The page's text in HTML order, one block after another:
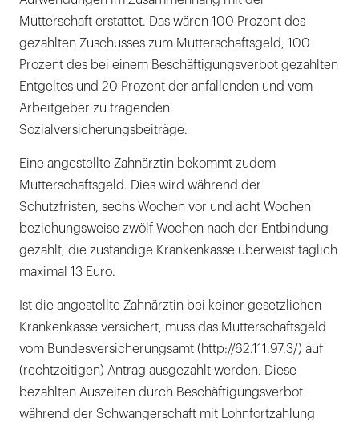
Mutterschaft erstattet. Das wären 100 Prozent des
gezahlten Zuschusses zum Mutterschaftsgeld, 100
Prozent des bei einem Beschäftigungsverbot gezahlten
Entgeltes und 20 Prozent der anfallenden und vom
Arbeitgeber zu tragenden
Sozialversicherungsbeiträge.
Eine angestellte Zahnärztin bekommt zudem
Mutterschaftsgeld. Dies wird während der
Schutzfristen, sechs Wochen vor und acht Wochen
beziehungsweise zwölf Wochen nach der Entbindung
gezahlt; die zuständige Krankenkasse überweist täglich
maximal 13 Euro.
Ist die angestellte Zahnärztin bei keiner gesetzlichen
Krankenkasse versichert, muss das Mutterschaftsgeld
vom Bundesversicherungsamt (http://62.111.97.3/) auf
(rechtzeitigen) Antrag ausgezahlt werden. Diese
bezahlten Auszeiten durch Beschäftigungsverbot
während der Schwangerschaft mit Lohnfortzahlung